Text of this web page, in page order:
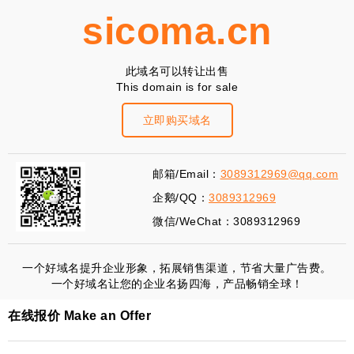
sicoma.cn
此域名可以转让出售
This domain is for sale
立即购买域名
邮箱/Email： 3089312969@qq.com
企鹅/QQ： 3089312969
微信/WeChat：3089312969
一个好域名提升企业形象，拓展销售渠道，节省大量广告费。
一个好域名让您的企业名扬四海，产品畅销全球！
在线报价 Make an Offer